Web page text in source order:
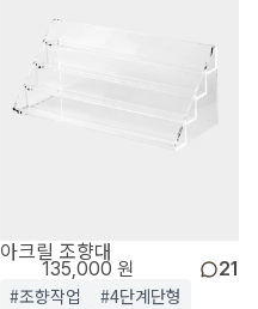
아크릴 조향대
135,000 원 21
#조향작업
#4단계단형